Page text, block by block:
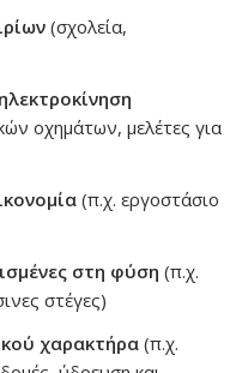
(σχολεία,
οχημάτων, μελέτες για
(π.χ. εργοστάσιο
στη φύση (π.χ.
στέγες)
χαρακτήρα(π.χ.